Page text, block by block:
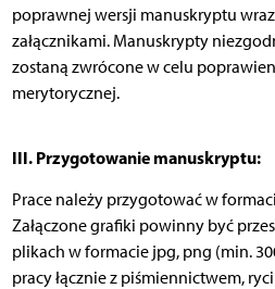
poprawnej wersji manuskryptu
załącznikami. Manuskrypty
zostaną zwrócone w celu
merytorycznej.
III. Przygotowanie manuskryptu:
Prace należy przygotować w
Załączone grafiki powinny być
plikach w formacie jpg, png (min.
pracy łącznie z piśmiennictwem,